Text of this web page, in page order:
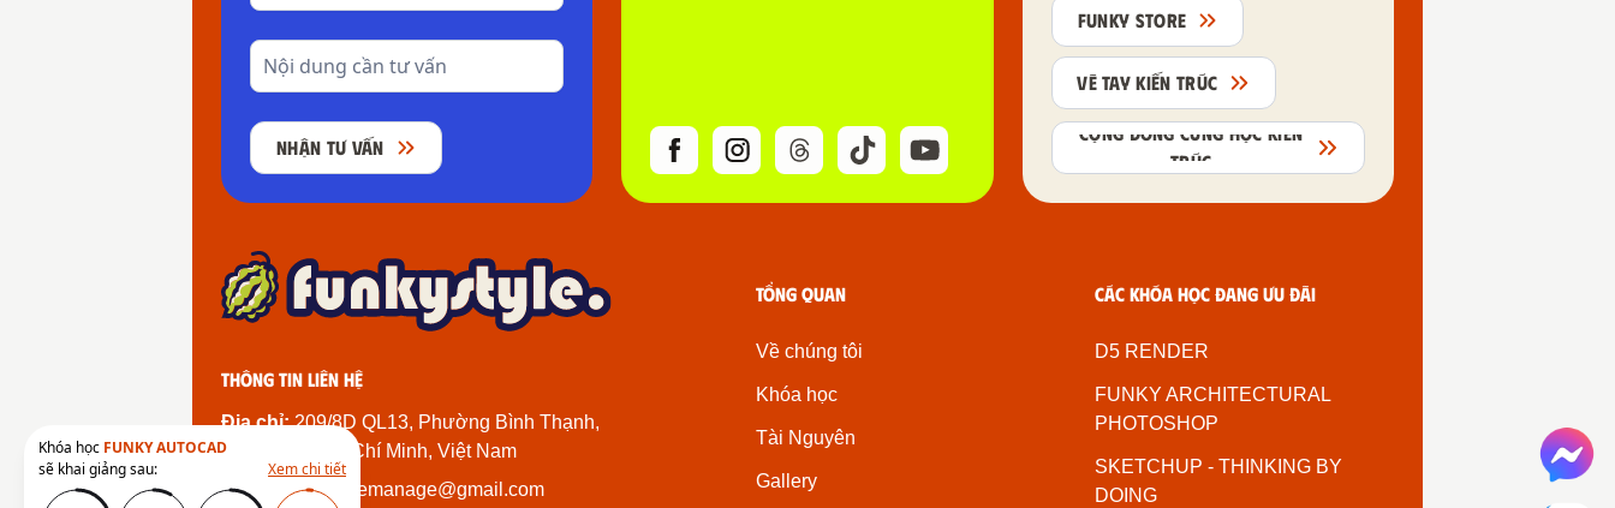
Khóa học FUNKY AUTOCAD
sẽ khai giảng sau:
Xem chi tiết
NHẬN TƯ VẤN
FUNKY STORE
VẼ TAY KIẾN TRÚC
CỘNG ĐỒNG CÙNG HỌC KIẾN
TRÚC
Thông tin liên hệ
Địa chỉ:209/8D QL13, Phường Bình Thạnh,
Thành Phố Hồ Chí Minh, Việt Nam
Email:
funkystylemanage@gmail.com
Tổng quan
Về chúng tôi
Khóa học
Tài Nguyên
Gallery
Các khóa học đang ưu đãi
D5 RENDER
FUNKY ARCHITECTURAL
PHOTOSHOP
SKETCHUP - THINKING BY
DOING